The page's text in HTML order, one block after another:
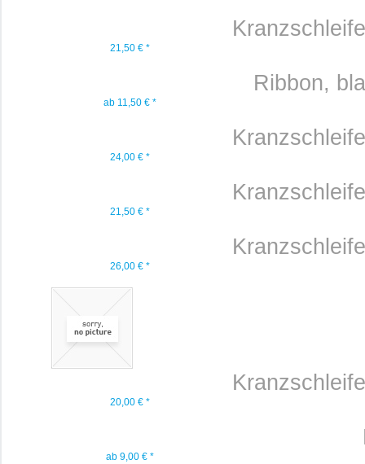
21,50 € *
Ribbon,
ab 11,50 € *
24,00 € *
21,50 € *
26,00 € *
20,00 € *
ab 9,00 € *